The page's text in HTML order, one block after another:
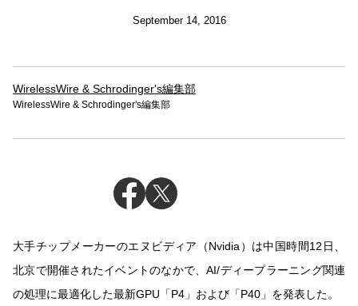
September 14, 2016
WirelessWire & Schrodinger's編集部
WirelessWire & Schrodinger's編集部
大手チップメーカーのエヌビディア（Nvidia）は中国時間12日、
北京で開催されたイベントのなかで、AI/ディープラーニング関連
の処理に最適化した最新GPU「P4」および「P40」を発表した。